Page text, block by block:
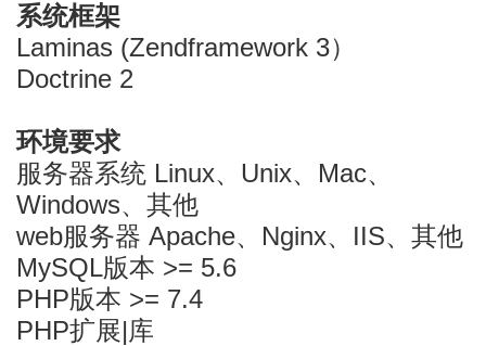
系统框架
Laminas (Zendframework 3）
Doctrine 2
环境要求
服务器系统 Linux、Unix、Mac、
Windows、其他
web服务器 Apache、Nginx、IIS、其他
MySQL版本 >= 5.6
PHP版本 >= 7.4
PHP扩展|库